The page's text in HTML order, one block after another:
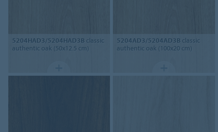
5204HAD3/5204HAD3B classic
authentic oak (50x12.5 cm)
5204AD3/5204AD3B classic
authentic oak (100x20 cm)